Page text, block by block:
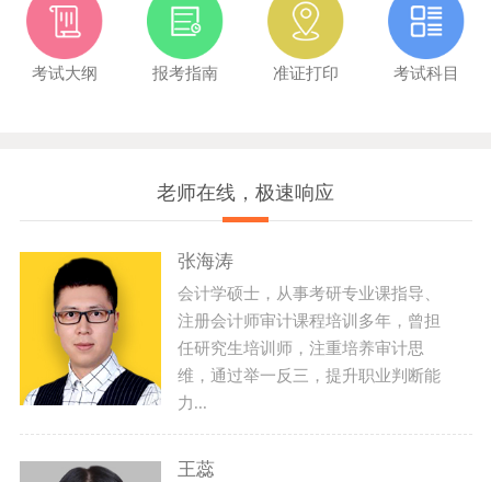
考试大纲 报考指南 准证打印 考试科目
老师在线，极速响应
张海涛
会计学硕士，从事考研专业课指导、
注册会计师审计课程培训多年，曾担
任研究生培训师，注重培养审计思
维，通过举一反三，提升职业判断能
力...
王蕊